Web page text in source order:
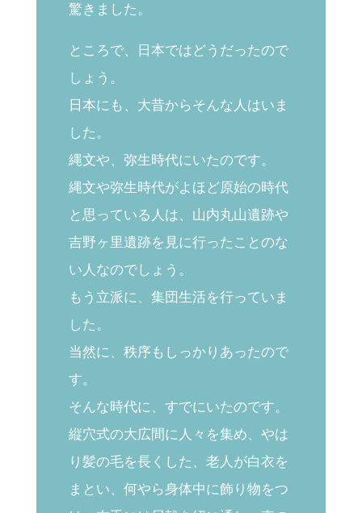
驚きました。
ところで、日本ではどうだったので
しょう。
日本にも、大昔からそんな人はいま
した。
縄文や、弥生時代にいたのです。
縄文や弥生時代がよほど原始の時代
と思っている人は、山内丸山遺跡や
吉野ヶ里遺跡を見に行ったことのな
い人なのでしょう。
もう立派に、集団生活を行っていま
した。
当然に、秩序もしっかりあったので
す。
そんな時代に、すでにいたのです。
縦穴式の大広間に人々を集め、やは
り髪の毛を長くした、老人が白衣を
まとい、何やら身体中に飾り物をつ